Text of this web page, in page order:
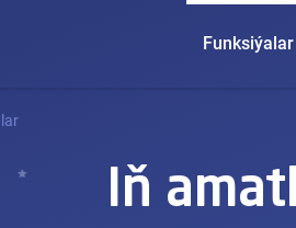
Funksiýalar
Iň